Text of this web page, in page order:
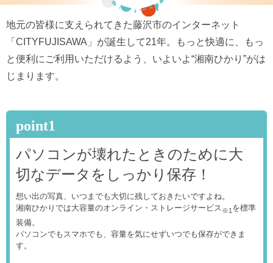
地元の皆様に支えられてきた藤沢市のインターネット
「CITYFUJISAWA」が誕生して21年。もっと快適に、もっ
と便利にご利用いただけるよう、いよいよ“湘南ひかり”がは
じまります。
point1
パソコンが壊れたときのために大
切なデータをしっかり保存！
想い出の写真、いつまでも大切に残しておきたいですよね。
湘南ひかりでは大容量のオンライン・ストレージサービス ※1 を標準
装備。
パソコンでもスマホでも、容量を気にせずいつでも保存ができま
す。